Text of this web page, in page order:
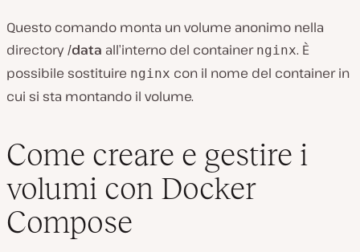
Questo comando monta un volume anonimo nella
directory/data all’interno del container nginx. È
possibile sostituire nginx con il nome del container in
cui si sta montando il volume.
Come creare e gestire i
volumi con Docker
Compose